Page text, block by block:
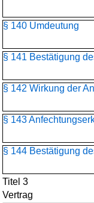
§ 140 Umdeutung
§ 141 Bestätigung
§ 142 Wirkung der
§ 143
§ 144 Bestätigung
Titel 3
Vertrag